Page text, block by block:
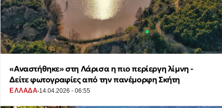
«Αναστήθηκε» στη Λάρισα η πιο περίεργη λίμνη -
Δείτε φωτογραφίες από την πανέμορφη Σκήτη
ΕΛΛΑΔΑ·14.04.2026 - 06:55